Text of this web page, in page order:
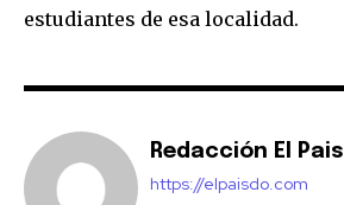
estudiantes de esa localidad.
Redacción El Pais
https://elpaisdo.com